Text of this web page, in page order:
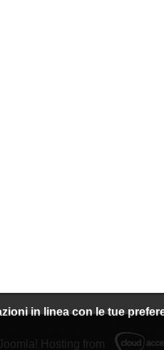
Hosting from
in linea con le tue